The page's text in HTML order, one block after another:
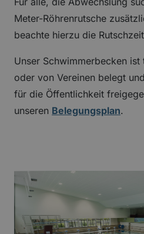
Meter-Röhrenrutsche
beachte hierzu die
Unser Schwimmerbecken ist
oder von Vereinen belegt
für die Öffentlichkeit
unseren Belegungsplan.